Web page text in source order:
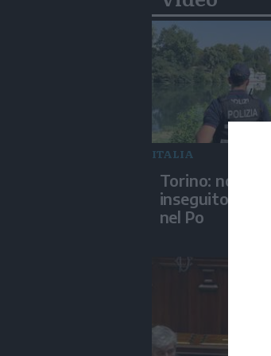
ITALIA
Torino: non si
inseguito
nel Po